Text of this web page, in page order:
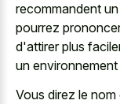
recommandent
pourrez
d'attirer plus
un
Vous direz le